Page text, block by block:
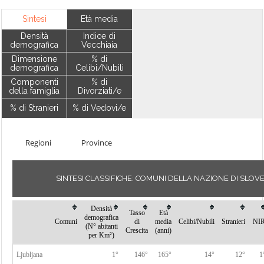
Sintesi
Densità
demografica
Dimensione
demografica
Componenti
della famiglia
% di Stranieri
Età media
Indice di
Vecchiaia
% di
Celibi/Nubili
% di
Divorziati/e
% di Vedovi/e
Regioni Province
SINTESI CLASSIFICHE: COMUNI DELLA NAZIONE DI
Comuni
Densità
demografica
(N° abitanti
per Km²)
Tasso
di
Crescita
Età
media
(anni)
Celibi/Nubili Stranieri
Ljubljana 1° 146° 165° 14° 12°